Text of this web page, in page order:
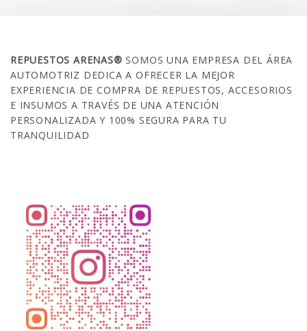
REPUESTOS ARENAS®SOMOS UNA EMPRESA DEL ÁREA
AUTOMOTRIZ DEDICA A OFRECER LA MEJOR
EXPERIENCIA DE COMPRA DE REPUESTOS, ACCESORIOS
E INSUMOS A TRAVÉS DE UNA ATENCIÓN
PERSONALIZADA Y 100% SEGURA PARA TU
TRANQUILIDAD